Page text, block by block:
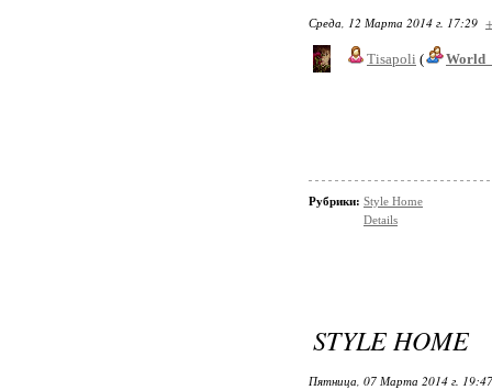
Среда, 12 Марта 2014 г. 17:29
Tisapoli (
Рубрики: Style Home
Details
STYLE HOME
Пятница, 07 Марта 2014 г.